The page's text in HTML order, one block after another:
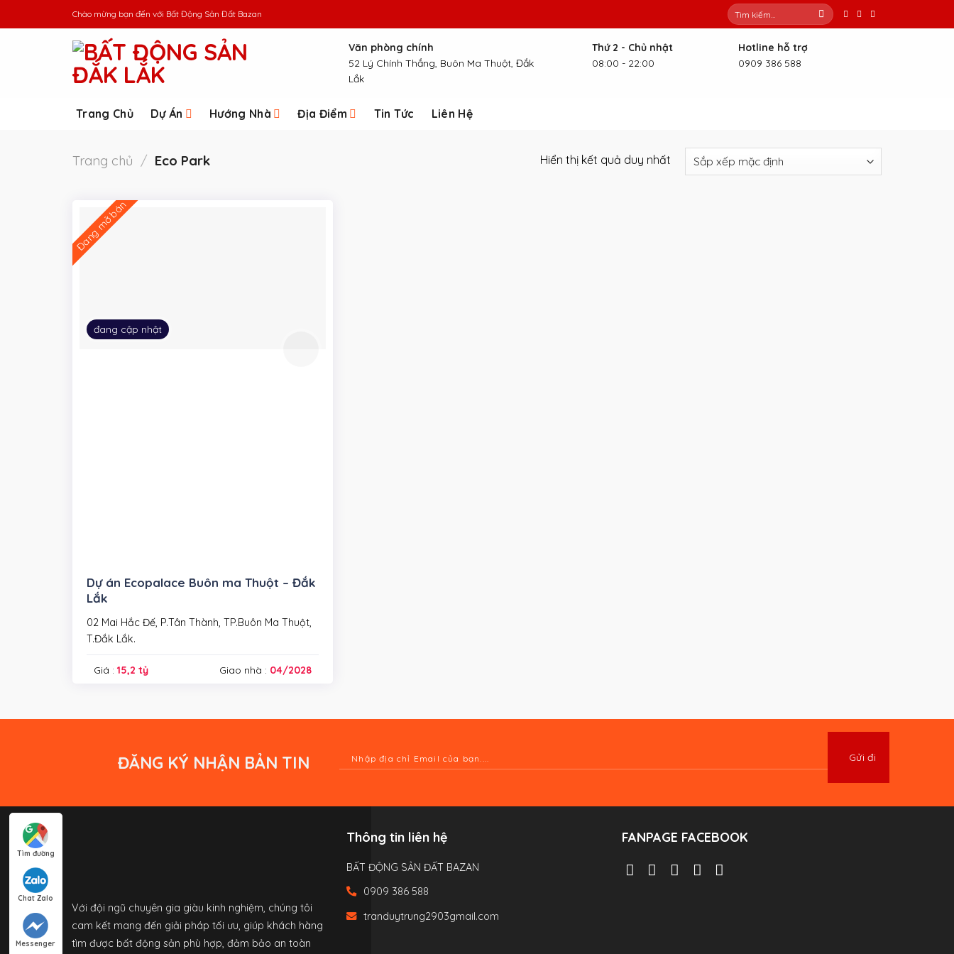
to
Chào mừng bạn đến với Bất Động Sản Đất Bazan
Tìm
kiếm:
Văn phòng chính
52 Lý Chính Thắng, Buôn Ma Thuột, Đắk
Lắk
Thứ 2 - Chủ nhật
08:00 - 22:00
Hotline hỗ trợ
0909 386 588
Trang Chủ Dự Án Hướng Nhà Địa Điểm Tin Tức Liên Hệ
Trang chủ / Eco Park Hiển thị kết quả duy nhất
Đang mở bán
đang cập nhật
Dự án Ecopalace Buôn ma Thuột – Đắk
Lắk
02 Mai Hắc Đế, P.Tân Thành, TP.Buôn Ma Thuột,
T.Đắk Lắk.
Giá : 15,2 tỷ Giao nhà : 04/2028
ĐĂNG KÝ NHẬN BẢN TIN
Với đội ngũ chuyên gia giàu kinh nghiệm, chúng tôi
cam kết mang đến giải pháp tối ưu, giúp khách hàng
tìm được bất động sản phù hợp, đảm bảo an toàn
Thông tin liên hệ
BẤT ĐỘNG SẢN ĐẤT BAZAN
0909 386 588
tranduytrung2903gmail.com
FANPAGE FACEBOOK
Tìm đường
Chat Zalo
Messenger